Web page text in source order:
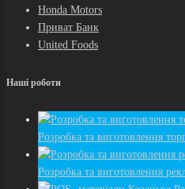
Honda Motors
Приват Банк
United Foods
Наші роботи
Розробка та виготовлення
Розробка та виготовлення